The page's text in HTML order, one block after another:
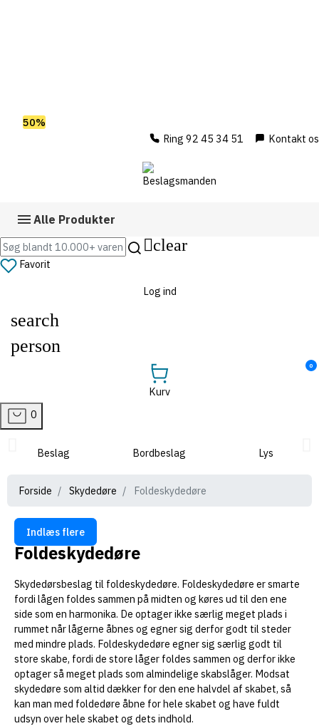
50%
Ring 92 45 34 51
Kontakt os
Alle Produkter
clear
Favorit
Log ind
search
person
0
Kurv
0
Beslag Bordbeslag Lys
Forside Skydedøre Foldeskydedøre
Clear
Pris
View products 12
Indlæs flere
Foldeskydedøre
Skydedørsbeslag til foldeskydedøre. Foldeskydedøre er smarte
fordi lågen foldes sammen på midten og køres ud til den ene
side som en harmonika. De optager ikke særlig meget plads i
rummet når lågerne åbnes og egner sig derfor godt til steder
med mindre plads. Foldeskydedøre egner sig særlig godt til
store skabe, fordi de store låger foldes sammen og derfor ikke
optager så meget plads som almindelige skabslåger. Modsat
skydedøre som altid dækker for den ene halvdel af skabet, så
kan man med foldedøre åbne for hele skabet og have fuldt
udsyn over hele skabet og dets indhold.